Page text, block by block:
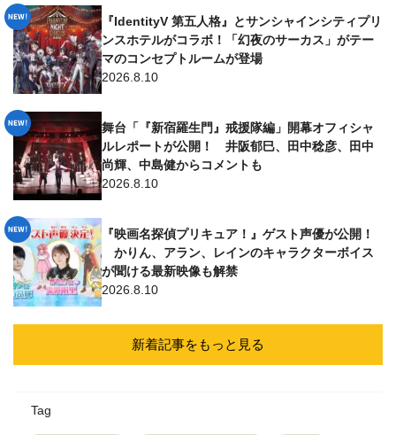
『IdentityV 第五人格』とサンシャインシティプリ
ンスホテルがコラボ！「幻夜のサーカス」がテー
マのコンセプトルームが登場
2026.8.10
舞台「『新宿羅生門』戒援隊編」開幕オフィシャ
ルレポートが公開！ 井阪郁巳、田中稔彦、田中
尚輝、中島健からコメントも
2026.8.10
『映画名探偵プリキュア！』ゲスト声優が公開！
かりん、アラン、レインのキャラクターボイス
が聞ける最新映像も解禁
2026.8.10
新着記事をもっと見る
Tag